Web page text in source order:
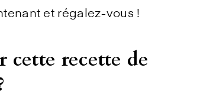
et régalez-vous !
cette recette de